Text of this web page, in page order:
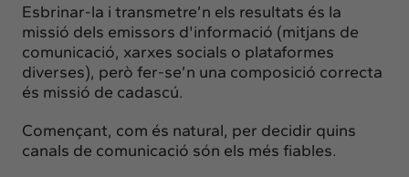
Esbrinar-la i transmetre’n els resultats és la
missió dels emissors d'informació (mitjans de
comunicació, xarxes socials o plataformes
diverses), però fer-se’n una composició correcta
és missió de cadascú.
Començant, com és natural, per decidir quins
canals de comunicació són els més fiables.